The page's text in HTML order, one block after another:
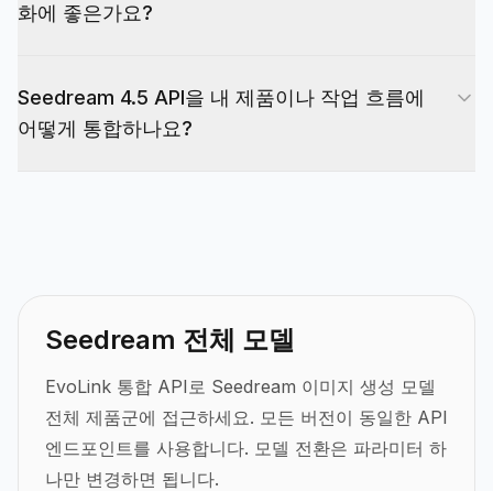
대시보드에 표시된 가격 정보와 이 페이지의 가격
화에 좋은가요?
하므로 프로그래밍 방식으로 이미지를 생성하고 검
색하는 자동화 워크플로에 통합될 수 있습니다. 출
Seedream 4.5 API을 내 제품이나 작업 흐름에
어떻게 통합하나요?
요(링크는 24시간 동안 유효합니다).
Seedream 전체 모델
EvoLink 통합 API로 Seedream 이미지 생성 모델
전체 제품군에 접근하세요. 모든 버전이 동일한 API
엔드포인트를 사용합니다. 모델 전환은 파라미터 하
나만 변경하면 됩니다.